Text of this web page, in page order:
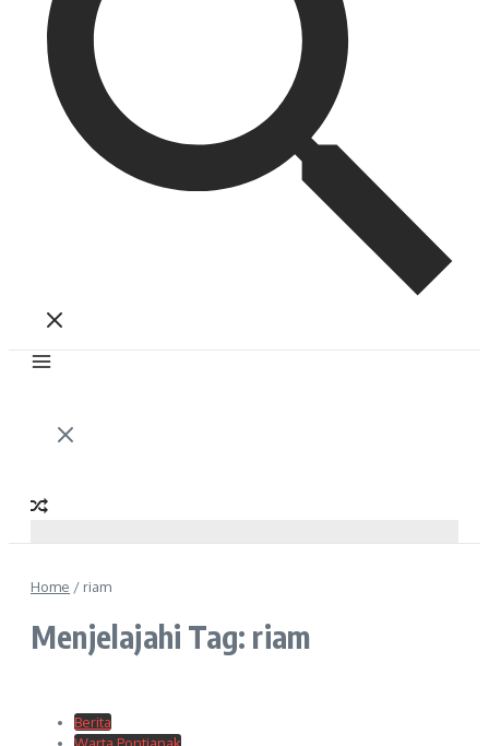
Home / riam
Menjelajahi Tag: riam
Berita
Warta Pontianak